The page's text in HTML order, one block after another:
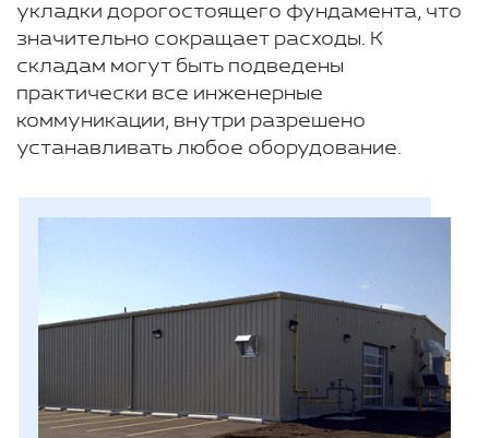
укладки дорогостоящего фундамента, что
значительно сокращает расходы. К
складам могут быть подведены
практически все инженерные
коммуникации, внутри разрешено
устанавливать любое оборудование.